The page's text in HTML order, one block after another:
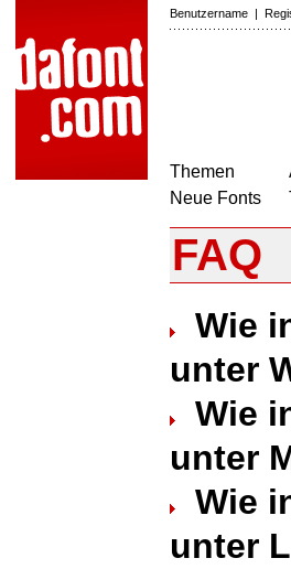
Benutzername |
Themen
Neue Fonts
FAQ
Wie
unter
Wie
unter
Wie
unter